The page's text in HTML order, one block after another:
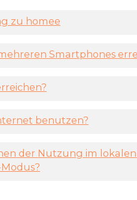
zu homee
Smartphones
benutzen?
der Nutzung im